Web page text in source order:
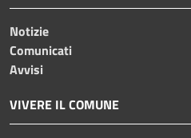
Notizie
Comunicati
Avvisi
VIVERE IL COMUNE